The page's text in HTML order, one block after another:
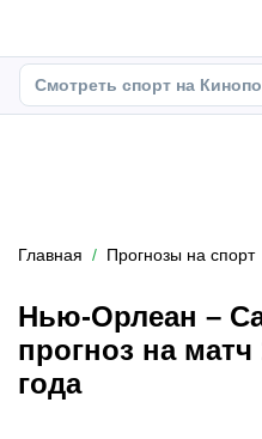
Смотреть спорт на
Главная Прогнозы на спорт
Нью-Орлеан –
прогноз на матч
года